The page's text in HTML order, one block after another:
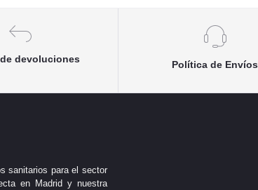
devoluciones
Política de Envíos
sanitarios para el sector
en Madrid y nuestra